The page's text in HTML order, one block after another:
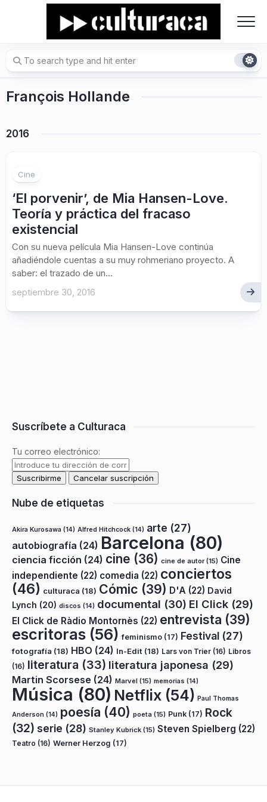
François Hollande
2016
Cine
‘El porvenir’, de Mia Hansen-Love.
Teoría y práctica del fracaso
existencial
Con su nueva película Mia Hansen-Love continúa
añadiéndole cuentas a su muy rohmeriano proyecto. A
saber: el trazado de un...
septiembre 30, 2016
Suscríbete a Culturaca
Tu correo electrónico:
Nube de etiquetas
Akira Kurosawa (14) Alfred Hitchcock (14) arte (27)
autobiografía (24) Barcelona (80)
ciencia ficción (24) cine (36) cine de autor(15) Cine
independiente (22) comedia (22) conciertos
(46) culturaca (18) Cómic (39) D'A (22) David
Lynch (20) discos (14) documental (30) El Click (29)
El Click de Ràdio Montornès (22) entrevista (39)
escritoras (56) feminismo (17) Festival (27)
fotografía (18) HBO (24) In-Edit (18) Lars von Trier (16) Libros
(16) literatura (33) literatura japonesa (29)
Martin Scorsese (24) Marvel (15) memorias (14)
Música (80) Netflix (54) Paul Thomas
Anderson (14) poesía (40) poeta (15) Punk (17) Rock
(32) serie (28) Stanley Kubrick (15) Steven Spielberg (22)
Teatro (16) Werner Herzog (17)